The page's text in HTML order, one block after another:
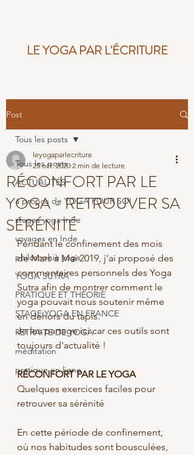
LE YOGA PAR L'ÉCRITURE
Post
Tous les posts
ACTUALITÉS
à propos de YOGA POUR SOI
stages yoga Inde
voyages en Inde
philosophie yoga
YOGA SUTRA
PRATIQUE ET THÉORIE
STAGE YOGA EN FRANCE
RETRAITE DE YOGA
méditation
pratique en ligne
Tous les posts
RÉCONFORT PAR LE
YOGA - RETROUVER SA
SÉRÉNITÉ
leyogaparlecriture
25 oct. 2020 2 min de lecture
Pendant le confinement des mois
de Mars à Mai 2019, j'ai proposé des
commentaires personnels des Yoga
Sutra afin de montrer comment le
yoga pouvait nous soutenir même
en dehors du tapis.
Je les partage ici car ces outils sont
toujours d'actualité !
RÉCONFORT PAR LE YOGA
Quelques exercices faciles pour
retrouver sa sérénité
En cette période de confinement,
où nos habitudes sont bousculées,